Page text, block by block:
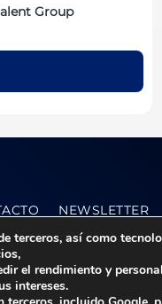
Group
361
|
NEWSLETTER
recibir
información
sobre ISDE,
terceros, así como
el rendimiento y
intereses.